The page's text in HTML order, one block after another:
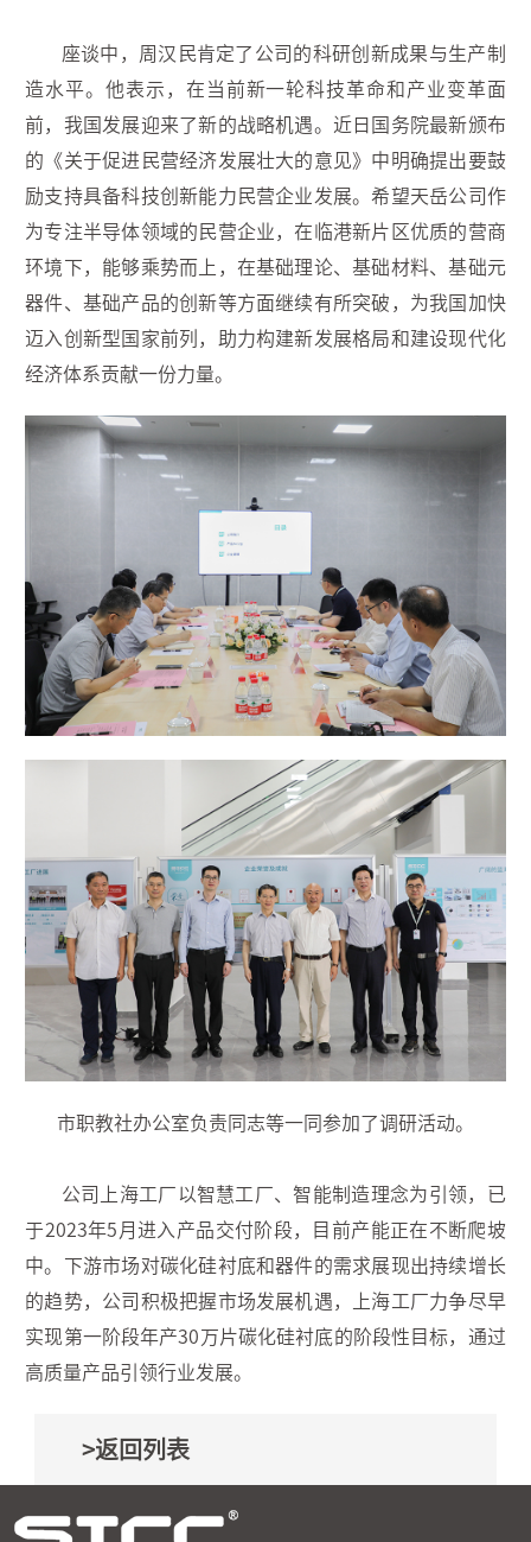
座谈中，周汉民肯定了公司的科研创新成果与生产制
造水平。他表示，在当前新一轮科技革命和产业变革面
前，我国发展迎来了新的战略机遇。近日国务院最新颁布
的《关于促进民营经济发展壮大的意见》中明确提出要鼓
励支持具备科技创新能力民营企业发展。希望天岳公司作
为专注半导体领域的民营企业，在临港新片区优质的营商
环境下，能够乘势而上，在基础理论、基础材料、基础元
器件、基础产品的创新等方面继续有所突破，为我国加快
迈入创新型国家前列，助力构建新发展格局和建设现代化
经济体系贡献一份力量。
市职教社办公室负责同志等一同参加了调研活动。
公司上海工厂以智慧工厂、智能制造理念为引领，已
于2023年5月进入产品交付阶段，目前产能正在不断爬坡
中。下游市场对碳化硅衬底和器件的需求展现出持续增长
的趋势，公司积极把握市场发展机遇，上海工厂力争尽早
实现第一阶段年产30万片碳化硅衬底的阶段性目标，通过
高质量产品引领行业发展。
>返回列表